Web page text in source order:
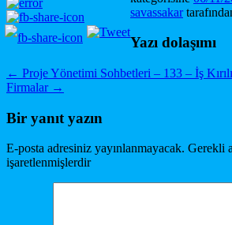
savassakar
Yazı dolaşımı
← Proje Yönetimi Sohbetleri – 133 – İş
Firmalar →
Bir yanıt yazın
E-posta adresiniz yayınlanmayacak. Gerekli
işaretlenmişlerdir